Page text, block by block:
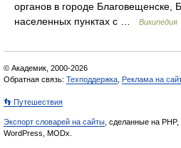
органов в городе
населенных пунктах с …
Википедия
© Академик, 2000-2026
Обратная связь: Техподдержка Реклама на
👣 Путешествия
Экспорт словарей на сайты , сделанные на PHP,
WordPress, MODx.